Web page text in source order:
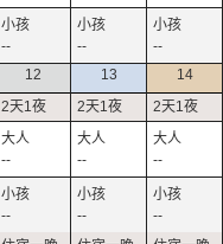
-- --
--
12
--
--
13
--
--
14
--
--